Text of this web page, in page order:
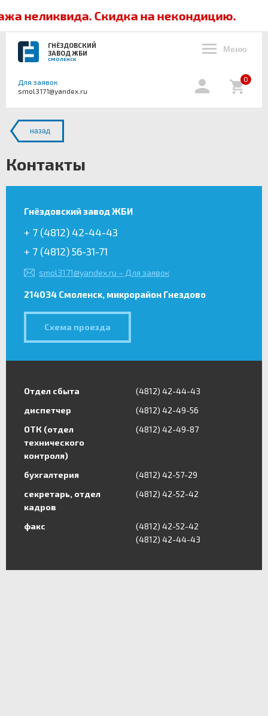
Скидка на некондицию.
ГНЁЗДОВСКИЙ
ЗАВОД ЖБИ
СМОЛЕНСК
Для заявок
smol3171@yandex.ru
0
Меню
назад
Контакты
Гнёздовский завод ЖБИ
+ 7 (4812) 42-44-43
+ 7 (4812) 56-31-71
smol3171@yandex.ru – Для заявок
214034 Смоленск, микрорайон Гнездово
Схема проезда
Отдел сбыта
(4812) 42-44-43
диспетчер
(4812) 42-49-56
ОТК (отдел
технического
контроля)
(4812) 42-49-87
бухгалтерия
(4812) 42-57-29
секретарь, отдел
кадров
(4812) 42-52-42
факс
(4812) 42-52-42
(4812) 42-44-43